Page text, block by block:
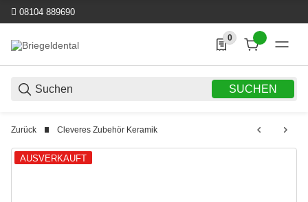
08104 889690
SUCHEN
0
0 Produkte in der
Zurück Cleveres Zubehör Keramik
AUSVERKAUFT